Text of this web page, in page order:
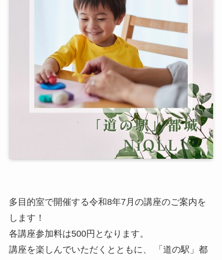
多目的室で開催する令和8年7月の講座のご案内を
します！
各講座参加料は500円となります。
講座を楽しんでいただくとともに、 「道の駅」都